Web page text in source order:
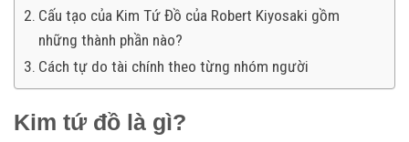
Cấu tạo của Kim Tứ Đồ của Robert Kiyosaki gồm
những thành phần nào?
Cách tự do tài chính theo từng nhóm người
Kim tứ đồ là gì?